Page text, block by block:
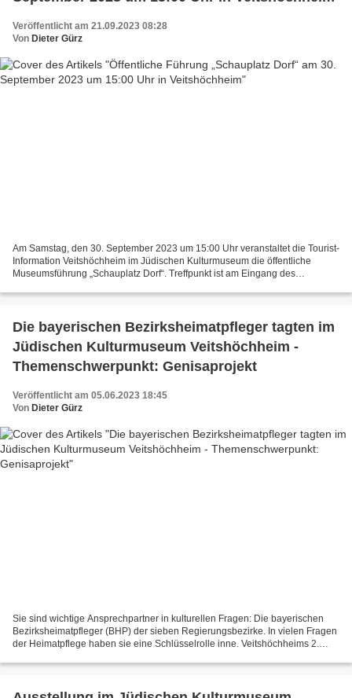
Veröffentlicht am 21.09.2023 08:28
Von Dieter Gürz
Am Samstag, den 30. September 2023 um 15:00 Uhr veranstaltet die Tourist-
Information Veitshöchheim im Jüdischen Kulturmuseum die öffentliche
Museumsführung „Schauplatz Dorf“. Treffpunkt ist am Eingang des
Die bayerischen Bezirksheimatpfleger tagten im
Jüdischen Kulturmuseum Veitshöchheim -
Themenschwerpunkt: Genisaprojekt
Veröffentlicht am 05.06.2023 18:45
Von Dieter Gürz
Sie sind wichtige Ansprechpartner in kulturellen Fragen: Die bayerischen
Bezirksheimatpfleger (BHP) der sieben Regierungsbezirke. In vielen Fragen
der Heimatpflege haben sie eine Schlüsselrolle inne. Veitshöchheims 2.